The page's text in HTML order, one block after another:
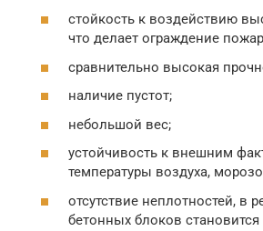
стойкость к воздействию
что делает ограждение
сравнительно высокая
наличие пустот;
небольшой вес;
устойчивость к внешним
температуры воздуха,
отсутствие неплотностей, в
бетонных блоков